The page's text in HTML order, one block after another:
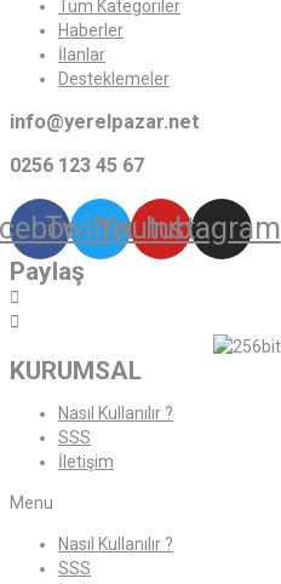
Tüm Kategoriler
Haberler
İlanlar
Desteklemeler
info@yerelpazar.net
0256 123 45 67
TwitterYoutube
Instagram
Paylaş
KURUMSAL
Nasıl Kullanılır ?
SSS
İletişim
Menu
Nasıl Kullanılır ?
SSS